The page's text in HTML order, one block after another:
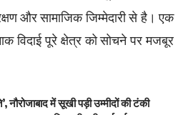
और सामाजिक जिम्मेदारी से है। एक
विदाई पूरे क्षेत्र को सोचने पर मजबूर
में सूखी पड़ी उम्मीदों की टंकी